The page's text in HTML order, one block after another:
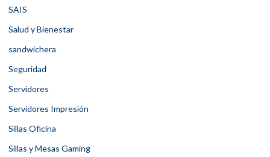
SAIS
Salud y Bienestar
sandwichera
Seguridad
Servidores
Servidores Impresión
Sillas Oficina
Sillas y Mesas Gaming